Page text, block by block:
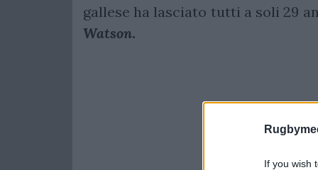
If you wish
gallese ha lasciato tutti a soli 29
Watson.